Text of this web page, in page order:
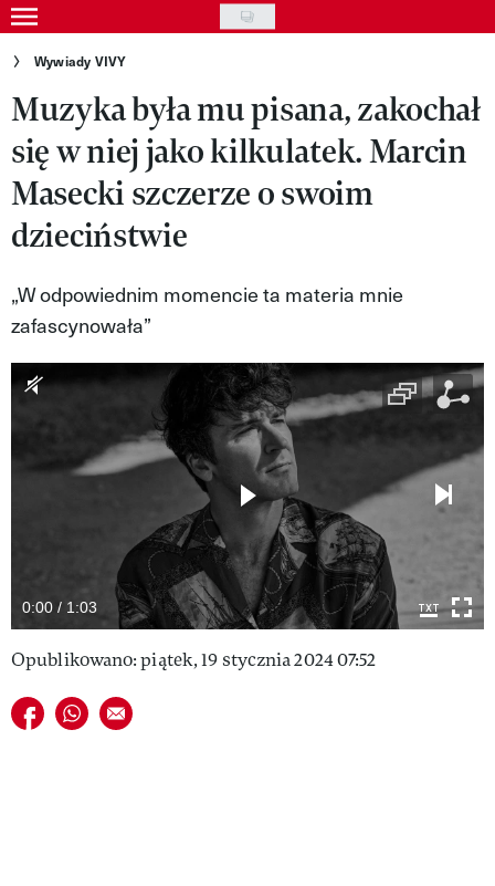
Skip
to
content
Gwiazdy
Ludzie
Moda
Uroda
Styl życia
Kultura
Wideo
Nasze akcje
VIVA!MODA
VIVA!PEOPLE POWER
VIVA!ITAKA
MAGAZYN VIVA!
Wywiady VIVY
Muzyka była mu pisana, zakochał
się w niej jako kilkulatek. Marcin
Masecki szczerze o swoim
dzieciństwie
„W odpowiednim momencie ta materia mnie
zafascynowała”
0:00 / 1:03
Opublikowano: piątek, 19 stycznia 2024 07:52
Udostępnij na facebook
Udostępnij na whatsapp
E-mail do przyjaciela